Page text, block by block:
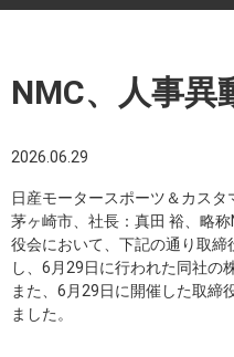
NMC、人事異
2026.06.29
日産モータースポーツ＆カス
茅ヶ崎市、社長：真田 裕、略
役会において、下記の通り取
し、6月29日に行われた同社の
また、6月29日に開催した取締
ました。